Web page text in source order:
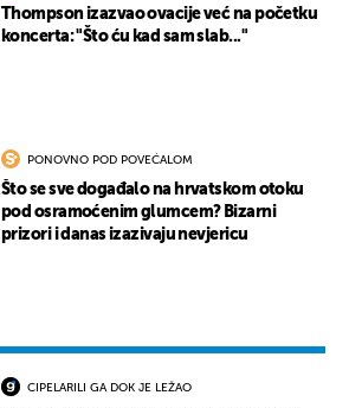
Thompson izazvao ovacije već na početku
koncerta: "Što ću kad sam slab..."
PONOVNO POD POVEĆALOM
Što se sve događalo na hrvatskom otoku
pod osramoćenim glumcem? Bizarni
prizori i danas izazivaju nevjericu
CIPELARILI GA DOK JE LEŽAO